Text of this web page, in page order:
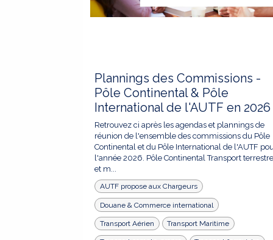
Plannings des Commissions -
Pôle Continental & Pôle
International de l'AUTF en 2026
Retrouvez ci après les agendas et plannings de
réunion de l'ensemble des commissions du Pôle
Continental et du Pôle International de l'AUTF
l'année 2026. Pôle Continental Transport terrestre
et m...
AUTF propose aux Chargeurs
Douane & Commerce international
Transport Aérien Transport Maritime